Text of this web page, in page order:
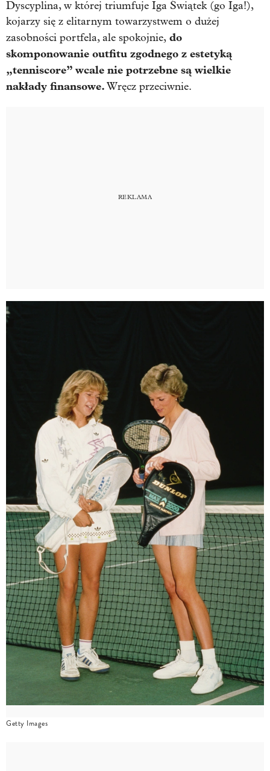
Dyscyplina, w której triumfuje Iga Świątek (go Iga!),
kojarzy się z elitarnym towarzystwem o dużej
zasobności portfela, ale spokojnie, do
skomponowanie outfitu zgodnego z estetyką
„tenniscore” wcale nie potrzebne są wielkie
nakłady finansowe.Wręcz przeciwnie.
Getty Images